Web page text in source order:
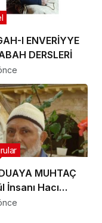
ve fazileti
kısaca
gerekenler…
I ENVERİYYE
DERSLERİ
MUHTAÇ
İnsanı Hacı
Ustaci Hakkın